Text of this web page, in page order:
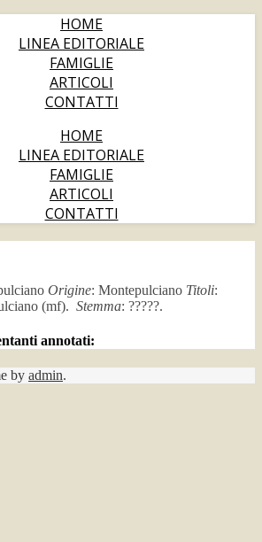
HOME
LINEA EDITORIALE
FAMIGLIE
ARTICOLI
CONTATTI
HOME
LINEA EDITORIALE
FAMIGLIE
ARTICOLI
CONTATTI
Origine: Montepulciano Titoli:
(mf). Stemma: ?????.
annotati:
by admin.